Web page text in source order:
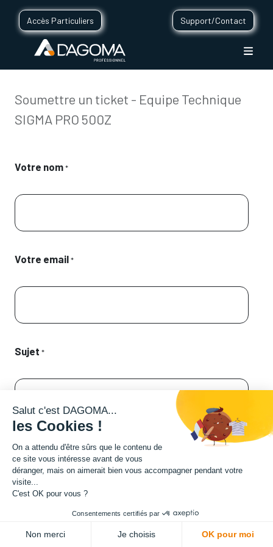
Accès Particuliers Support/Contact
Soumettre un ticket - Equipe Technique
SIGMA PRO 500Z
Votre nom *
Votre email *
Sujet *
Description
Salut c'est DAGOMA...
les Cookies !
On a attendu d'être sûrs que le contenu de
ce site vous intéresse avant de vous
déranger, mais on aimerait bien vous accompagner pendant votre
visite...
C'est OK pour vous ?
Consentements certifiés par
Non merci Je choisis OK pour moi